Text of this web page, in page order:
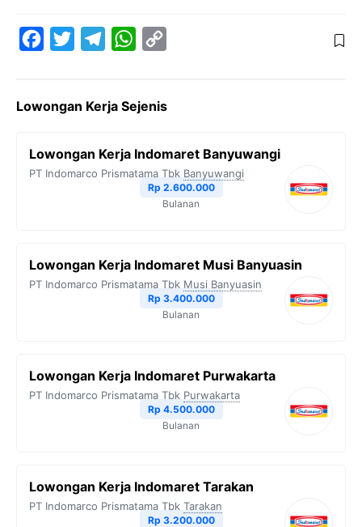
e
o
t
e
e
r
W
t
A
y
i
n
k
Lowongan Kerja Sejenis
Lowongan Kerja Indomaret Banyuwangi
PT Indomarco Prismatama Tbk Banyuwangi
Rp 2.600.000
Bulanan
Lowongan Kerja Indomaret Musi Banyuasin
PT Indomarco Prismatama Tbk Musi Banyuasin
Rp 3.400.000
Bulanan
Lowongan Kerja Indomaret Purwakarta
PT Indomarco Prismatama Tbk Purwakarta
Rp 4.500.000
Bulanan
Lowongan Kerja Indomaret Tarakan
PT Indomarco Prismatama Tbk Tarakan
Rp 3.200.000